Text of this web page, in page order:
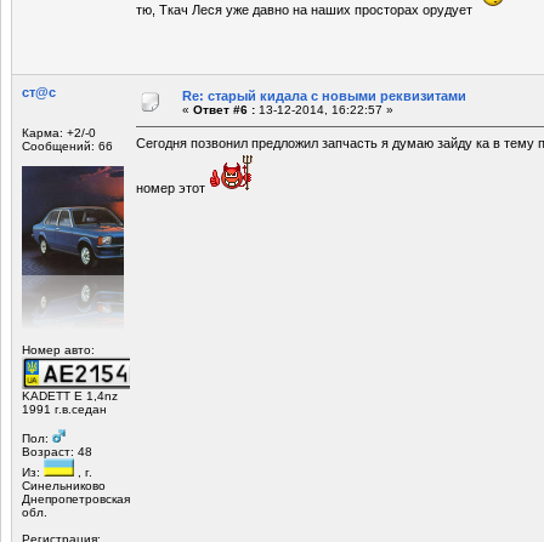
тю, Ткач Леся уже давно на наших просторах орудует
ст@с
Карма: +2/-0
Сообщений: 66
Номер авто:
KADETT E 1,4nz
1991 г.в.седан
Пол:
Возраст: 48
Из:
, г.
Синельниково
Днепропетровская
обл.
Re: старый кидала с новыми реквизитами
« Ответ #6 : 13-12-2014, 16:22:57 »
Сегодня позвонил предложил запчасть я думаю зайду ка в тему
номер этот